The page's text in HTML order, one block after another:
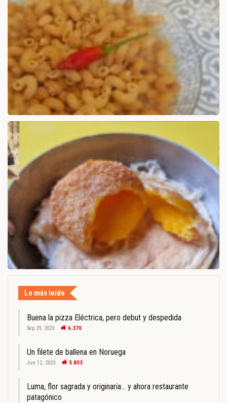
Lo más leído
Buena la pizza Eléctrica, pero debut y despedida
Sep 29, 2023 6.370
Un filete de ballena en Noruega
Jun 12, 2023 5.803
Luma, flor sagrada y originaria… y ahora restaurante
patagónico